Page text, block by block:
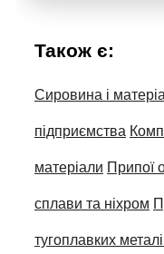
Також є:
Сировина і
підприємства
матеріали Припої
сплави та ніхром
тугоплавких